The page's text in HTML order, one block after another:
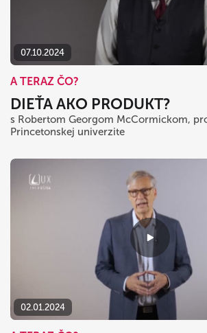
07.10.2024
A TERAZ ČO?
DIEŤA AKO PRODUKT?
s Robertom Georgom McCormickom,
Princetonskej univerzite
02.01.2024